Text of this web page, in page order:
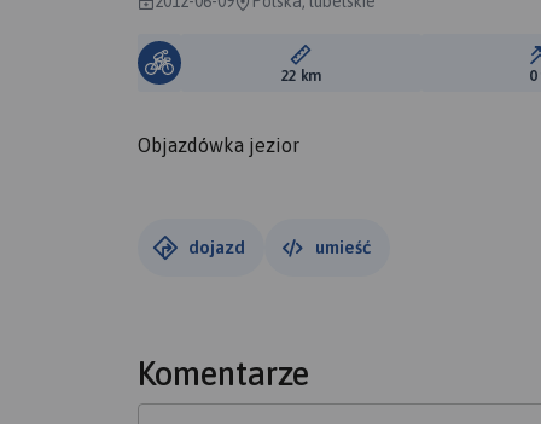
Długość trasy:
22 km 0
Objazdówka jezior
dojazd umieść
Komentarze